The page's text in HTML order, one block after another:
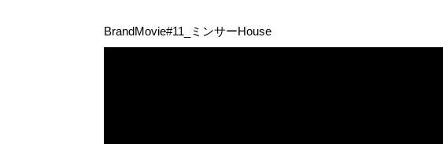
BrandMovie#11_ミンサーHouse